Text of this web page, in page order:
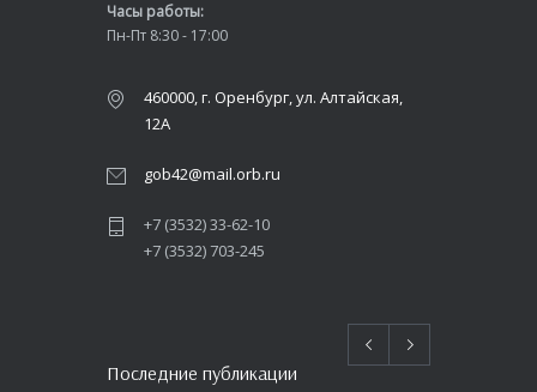
Часы работы:
Пн-Пт 8:30 - 17:00
460000, г. Оренбург, ул. Алтайская,
12А
gob42@mail.orb.ru
+7 (3532) 33-62-10
+7 (3532) 703-245
Последние публикации